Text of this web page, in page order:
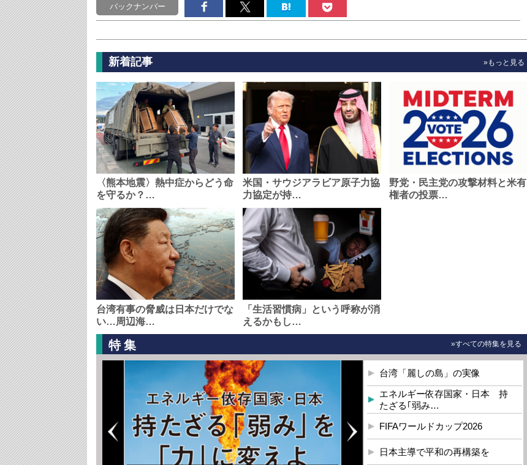
バックナンバー
新着記事 »もっと見る
〈熊本地震〉熱中症からどう命
を守るか？…
米国・サウジアラビア原子力協
力協定が持…
野党・民主党の攻撃材料と米有
権者の投票…
台湾有事の脅威は日本だけでな
い…周辺海…
「生活習慣病」という呼称が消
えるかもし…
特集 »すべての特集を見る
台湾「麗しの島」の実像
エネルギー依存国家・日本 持
たざる｢弱み…
FIFAワールドカップ2026
日本主導で平和の再構築を